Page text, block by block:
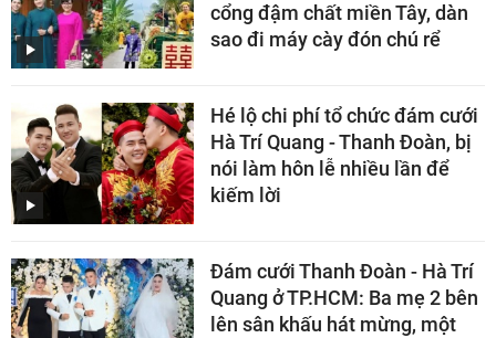
cổng đậm chất miền Tây, dàn
sao đi máy cày đón chú rể
Hé lộ chi phí tổ chức đám cưới
Hà Trí Quang - Thanh Đoàn, bị
nói làm hôn lễ nhiều lần để
kiếm lời
Đám cưới Thanh Đoàn - Hà Trí
Quang ở TP.HCM: Ba mẹ 2 bên
lên sân khấu hát mừng, một